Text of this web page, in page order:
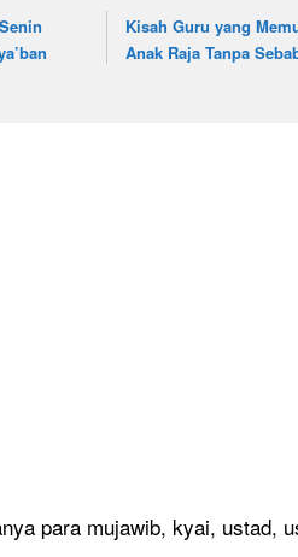
Kisah Guru yang
Anak Raja Tanpa
para mujawib, kyai, ustad,